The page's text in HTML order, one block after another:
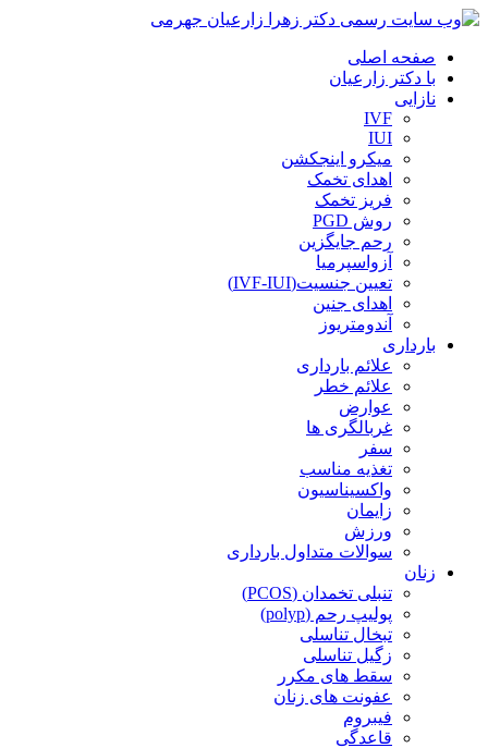
صفحه اصلی
با دکتر زارعیان
نازایی
IVF
IUI
میکرو اینجکشن
اهدای تخمک
فریز تخمک
روش PGD
رحم جایگزین
آزواسپرمیا
تعیین جنسیت(IVF-IUI)
اهدای جنین
آندومتریوز
بارداری
علائم بارداری
علائم خطر
عوارض
غربالگری ها
سفر
تغذیه مناسب
واکسیناسیون
زایمان
ورزش
سوالات متداول بارداری
زنان
تنبلی تخمدان (PCOS)
پولیپ رحم (polyp)
تبخال تناسلی
زگیل تناسلی
سقط های مکرر
عفونت های زنان
فیبروم
قاعدگی